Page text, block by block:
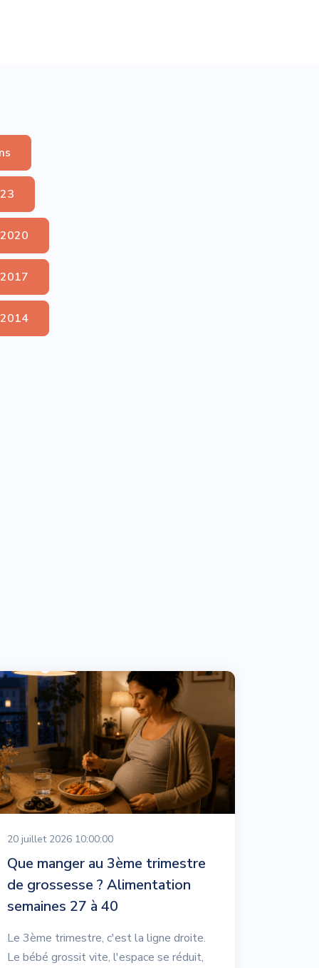
20 juillet 2026 10:00:00
Que manger au 3ème trimestre
de grossesse ? Alimentation
semaines 27 à 40
Le 3ème trimestre, c'est la ligne droite.
Le bébé grossit vite, l'espace se réduit,